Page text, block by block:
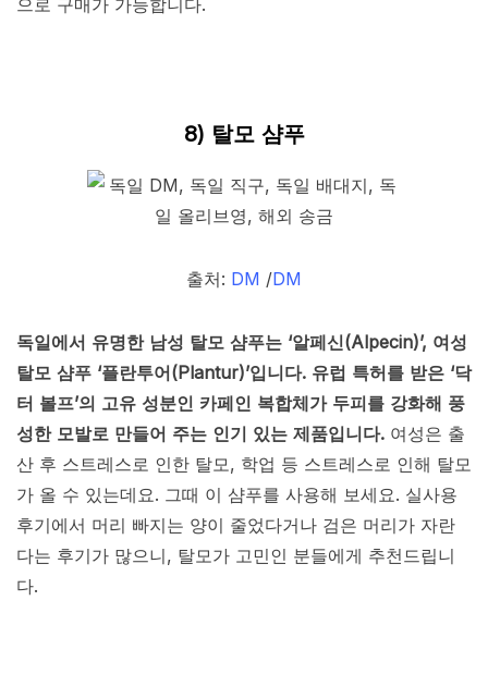
으로 구매가 가능합니다.
8) 탈모 샴푸
출처: DM /DM
독일에서 유명한 남성 탈모 샴푸는 ‘알페신(Alpecin)’, 여성
탈모 샴푸 ‘플란투어(Plantur)’입니다. 유럽 특허를 받은 ‘닥
터 볼프’의 고유 성분인 카페인 복합체가 두피를 강화해 풍
성한 모발로 만들어 주는 인기 있는 제품입니다. 여성은 출
산 후 스트레스로 인한 탈모, 학업 등 스트레스로 인해 탈모
가 올 수 있는데요. 그때 이 샴푸를 사용해 보세요. 실사용
후기에서 머리 빠지는 양이 줄었다거나 검은 머리가 자란
다는 후기가 많으니, 탈모가 고민인 분들에게 추천드립니
다.